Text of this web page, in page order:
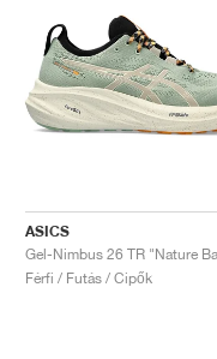
ASICS
Férfi / Futás / Cipők